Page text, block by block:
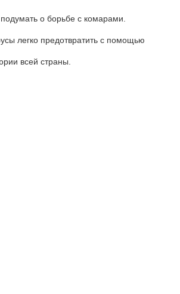
о борьбе с комарами.
легко предотвратить с помощью
всей страны.